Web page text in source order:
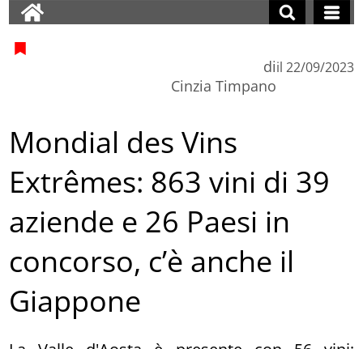
di
Cinzia Timpano
il 22/09/2023
Mondial des Vins
Extrêmes: 863 vini di 39
aziende e 26 Paesi in
concorso, c’è anche il
Giappone